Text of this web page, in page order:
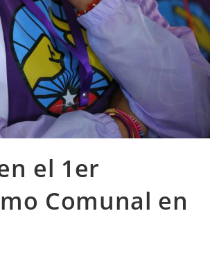
el 1er
Comunal en